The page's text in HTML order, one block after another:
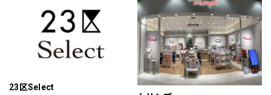
（KHA:KI）、ケレン（KELEN）、ラ
プレ（RaPPELER）、ルシェルドハ
リス(le ciel deHARRISS)、トランジ
ットパーサッチ(TRANSIT PAR-
SUCH)、スタンプアンドダイアリー
(STAMP AND DIARY)、ユティリテ
(Utilite)、インディマーク
(INDIMARK)、イェン(YENN)、シニヨ
催！皆様のご来店を心よりお待ちし
ております！
心と上品さが特徴です。
23区Select